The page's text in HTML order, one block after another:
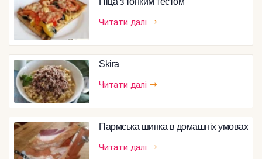
Читати далі
Skira
Читати далі
Пармська шинка в домашніх умовах
Читати далі